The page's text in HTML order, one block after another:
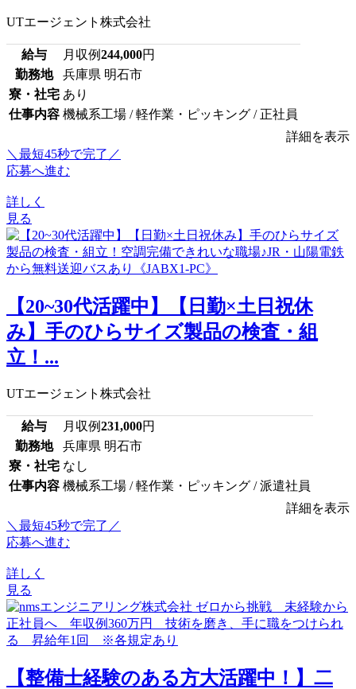
UTエージェント株式会社
給与 月収例244,000円
勤務地
兵庫県 明石市
寮・社宅 あり
仕事内容 機械系工場 / 軽作業・ピッキング / 正社員
詳細を表示
＼最短45秒で完了／
応募へ進む
詳しく
見る
【20~30代活躍中】【日勤×土日祝休
み】手のひらサイズ製品の検査・組
立！...
UTエージェント株式会社
給与 月収例231,000円
勤務地
兵庫県 明石市
寮・社宅 なし
仕事内容 機械系工場 / 軽作業・ピッキング / 派遣社員
詳細を表示
＼最短45秒で完了／
応募へ進む
詳しく
見る
【整備士経験のある方大活躍中！】二